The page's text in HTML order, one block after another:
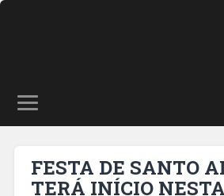
FESTA DE SANTO
TERÁ INÍCIO